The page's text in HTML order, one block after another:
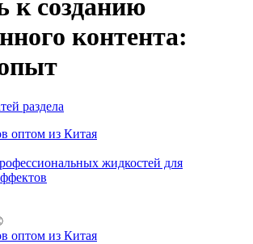
к созданию
контента:
раздела